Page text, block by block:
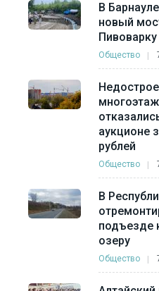
В
новый
Пивоварку
Общество
аукционе
рублей
Общество
В
подъезде
озеру
Общество